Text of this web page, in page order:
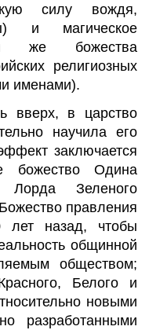
силу вождя,
и магическое
же божества
религиозных
именами).
вверх, в царство
научила его
заключается
Одина
Лорда Зеленого
правления
лет назад, чтобы
общинной
обществом;
Белого и
новыми
разработанными